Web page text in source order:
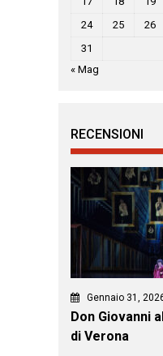
24
25 26
31
« Mag
RECENSIONI
Gennaio 31,
Don Giovanni
di Verona